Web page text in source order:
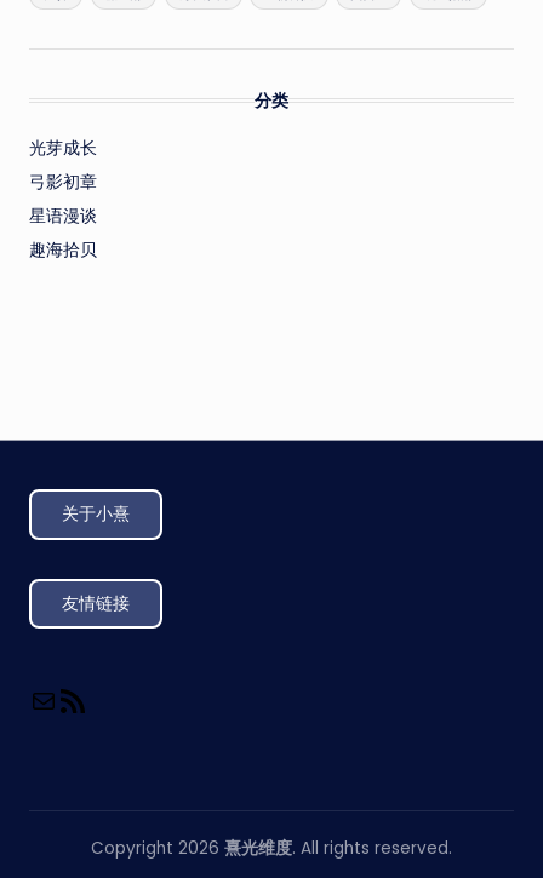
分类
光芽成长
弓影初章
星语漫谈
趣海拾贝
关于小熹
友情链接
Copyright 2026 熹光维度. All rights reserved.